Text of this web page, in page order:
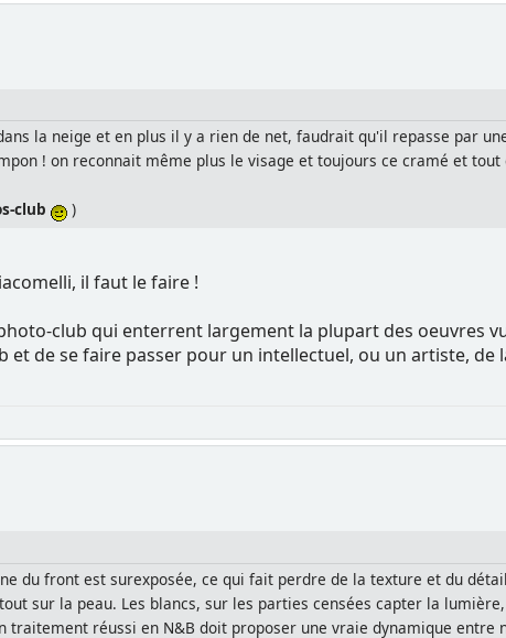
la neige et en plus il y a rien de net, faudrait qu'il repasse par
! on reconnait même plus le visage et toujours ce cramé et
club
)
il faut le faire !
club qui enterrent largement la plupart des oeuvres
et de se faire passer pour un intellectuel, ou un artiste, de
du front est surexposée, ce qui fait perdre de la texture et du
sur la peau. Les blancs, sur les parties censées capter la
réussi en N&B doit proposer une vraie dynamique entre